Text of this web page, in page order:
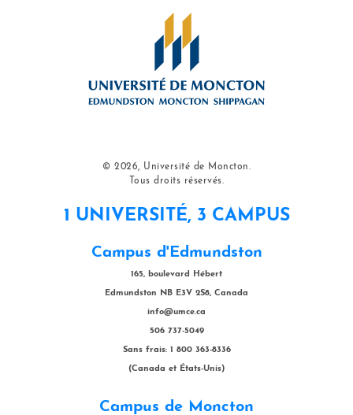
© 2026, Université de Moncton.
Tous droits réservés.
1 UNIVERSITÉ, 3 CAMPUS
Campus d'Edmundston
165, boulevard Hébert
Edmundston NB E3V 2S8, Canada
info@umce.ca
506 737-5049
Sans frais: 1 800 363-8336
(Canada et États-Unis)
Campus de Moncton